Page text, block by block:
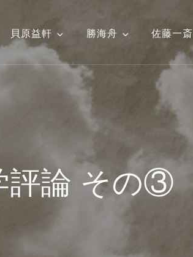
貝原益軒 勝海舟 佐藤一斎
評論 その③